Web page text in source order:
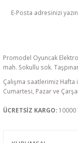
Promodel Oyuncak
mah. Sokullu sok.
Çalışma saatlerimiz Hafta
Cumartesi, Pazar ve
ÜCRETSİZ KARGO: 10000